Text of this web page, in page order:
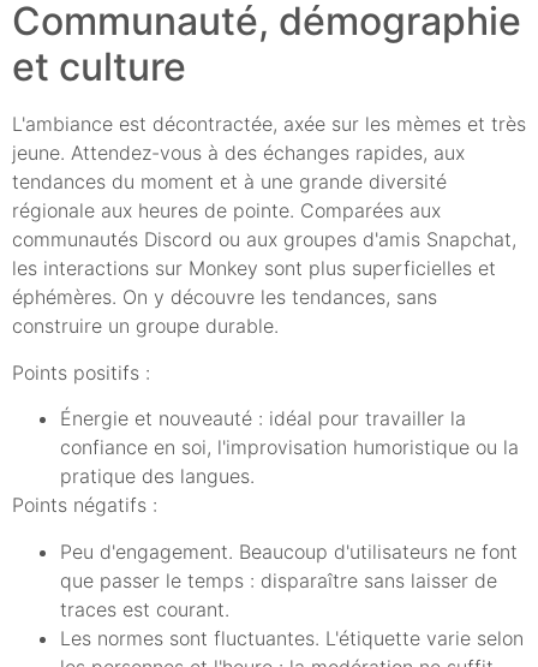
Communauté, démographie
et culture
L'ambiance est décontractée, axée sur les mèmes et très
jeune. Attendez-vous à des échanges rapides, aux
tendances du moment et à une grande diversité
régionale aux heures de pointe. Comparées aux
communautés Discord ou aux groupes d'amis Snapchat,
les interactions sur Monkey sont plus superficielles et
éphémères. On y découvre les tendances, sans
construire un groupe durable.
Points positifs :
Énergie et nouveauté : idéal pour travailler la
confiance en soi, l'improvisation humoristique ou la
pratique des langues.
Points négatifs :
Peu d'engagement. Beaucoup d'utilisateurs ne font
que passer le temps : disparaître sans laisser de
traces est courant.
Les normes sont fluctuantes. L'étiquette varie selon